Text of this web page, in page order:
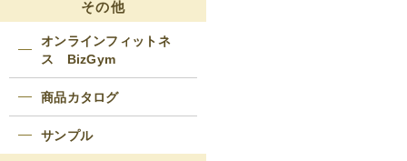
その他
オンラインフィットネ
ス BizGym
商品カタログ
サンプル